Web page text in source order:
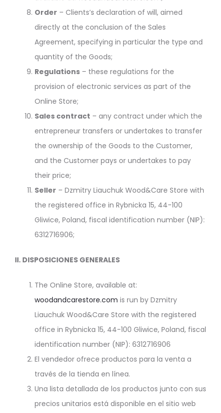
Order – Clients’s declaration of will, aimed
directly at the conclusion of the Sales
Agreement, specifying in particular the type and
quantity of the Goods;
Regulations – these regulations for the
provision of electronic services as part of the
Online Store;
Sales contract – any contract under which the
entrepreneur transfers or undertakes to transfer
the ownership of the Goods to the Customer,
and the Customer pays or undertakes to pay
their price;
Seller – Dzmitry Liauchuk Wood&Care Store with
the registered office in Rybnicka 15, 44-100
Gliwice, Poland, fiscal identification number (NIP):
6312716906;
II. DISPOSICIONES GENERALES
The Online Store, available at:
woodandcarestore.com is run by Dzmitry
Liauchuk Wood&Care Store with the registered
office in Rybnicka 15, 44-100 Gliwice, Poland, fiscal
identification number (NIP): 6312716906
El vendedor ofrece productos para la venta a
través de la tienda en línea.
Una lista detallada de los productos junto con sus
precios unitarios está disponible en el sitio web